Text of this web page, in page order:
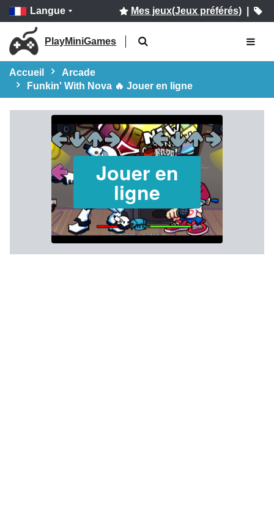
Langue Mes jeux(Jeux préférés)|
PlayMiniGames
Accueil
Arcade
Funkin' With Nova 🔥 Jouer en ligne
Jouer en
ligne